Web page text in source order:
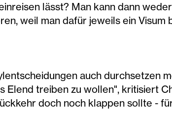
lässt? Man kann dann
weil man dafür jeweils ein Visum
auch durchsetzen
Elend treiben zu wollen", kritisiert
doch noch klappen sollte -